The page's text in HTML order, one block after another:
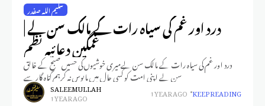
سلیم اللہ صفدر
درد اور غم کی سیاہ رات کے مالک سن لے |
غمگین دعائیہ نظم
درد اور غم کی سیاہ رات کے مالک سن لےمیری خوشیوں کی حسیں صبح کے خالق
سن لے اپنی امت کو کسی حال میں مایوس نہ کرہم گناہ گار سے
SALEEM ULLAH
1 YEAR AGO 1 YEAR AGO KEEP READING